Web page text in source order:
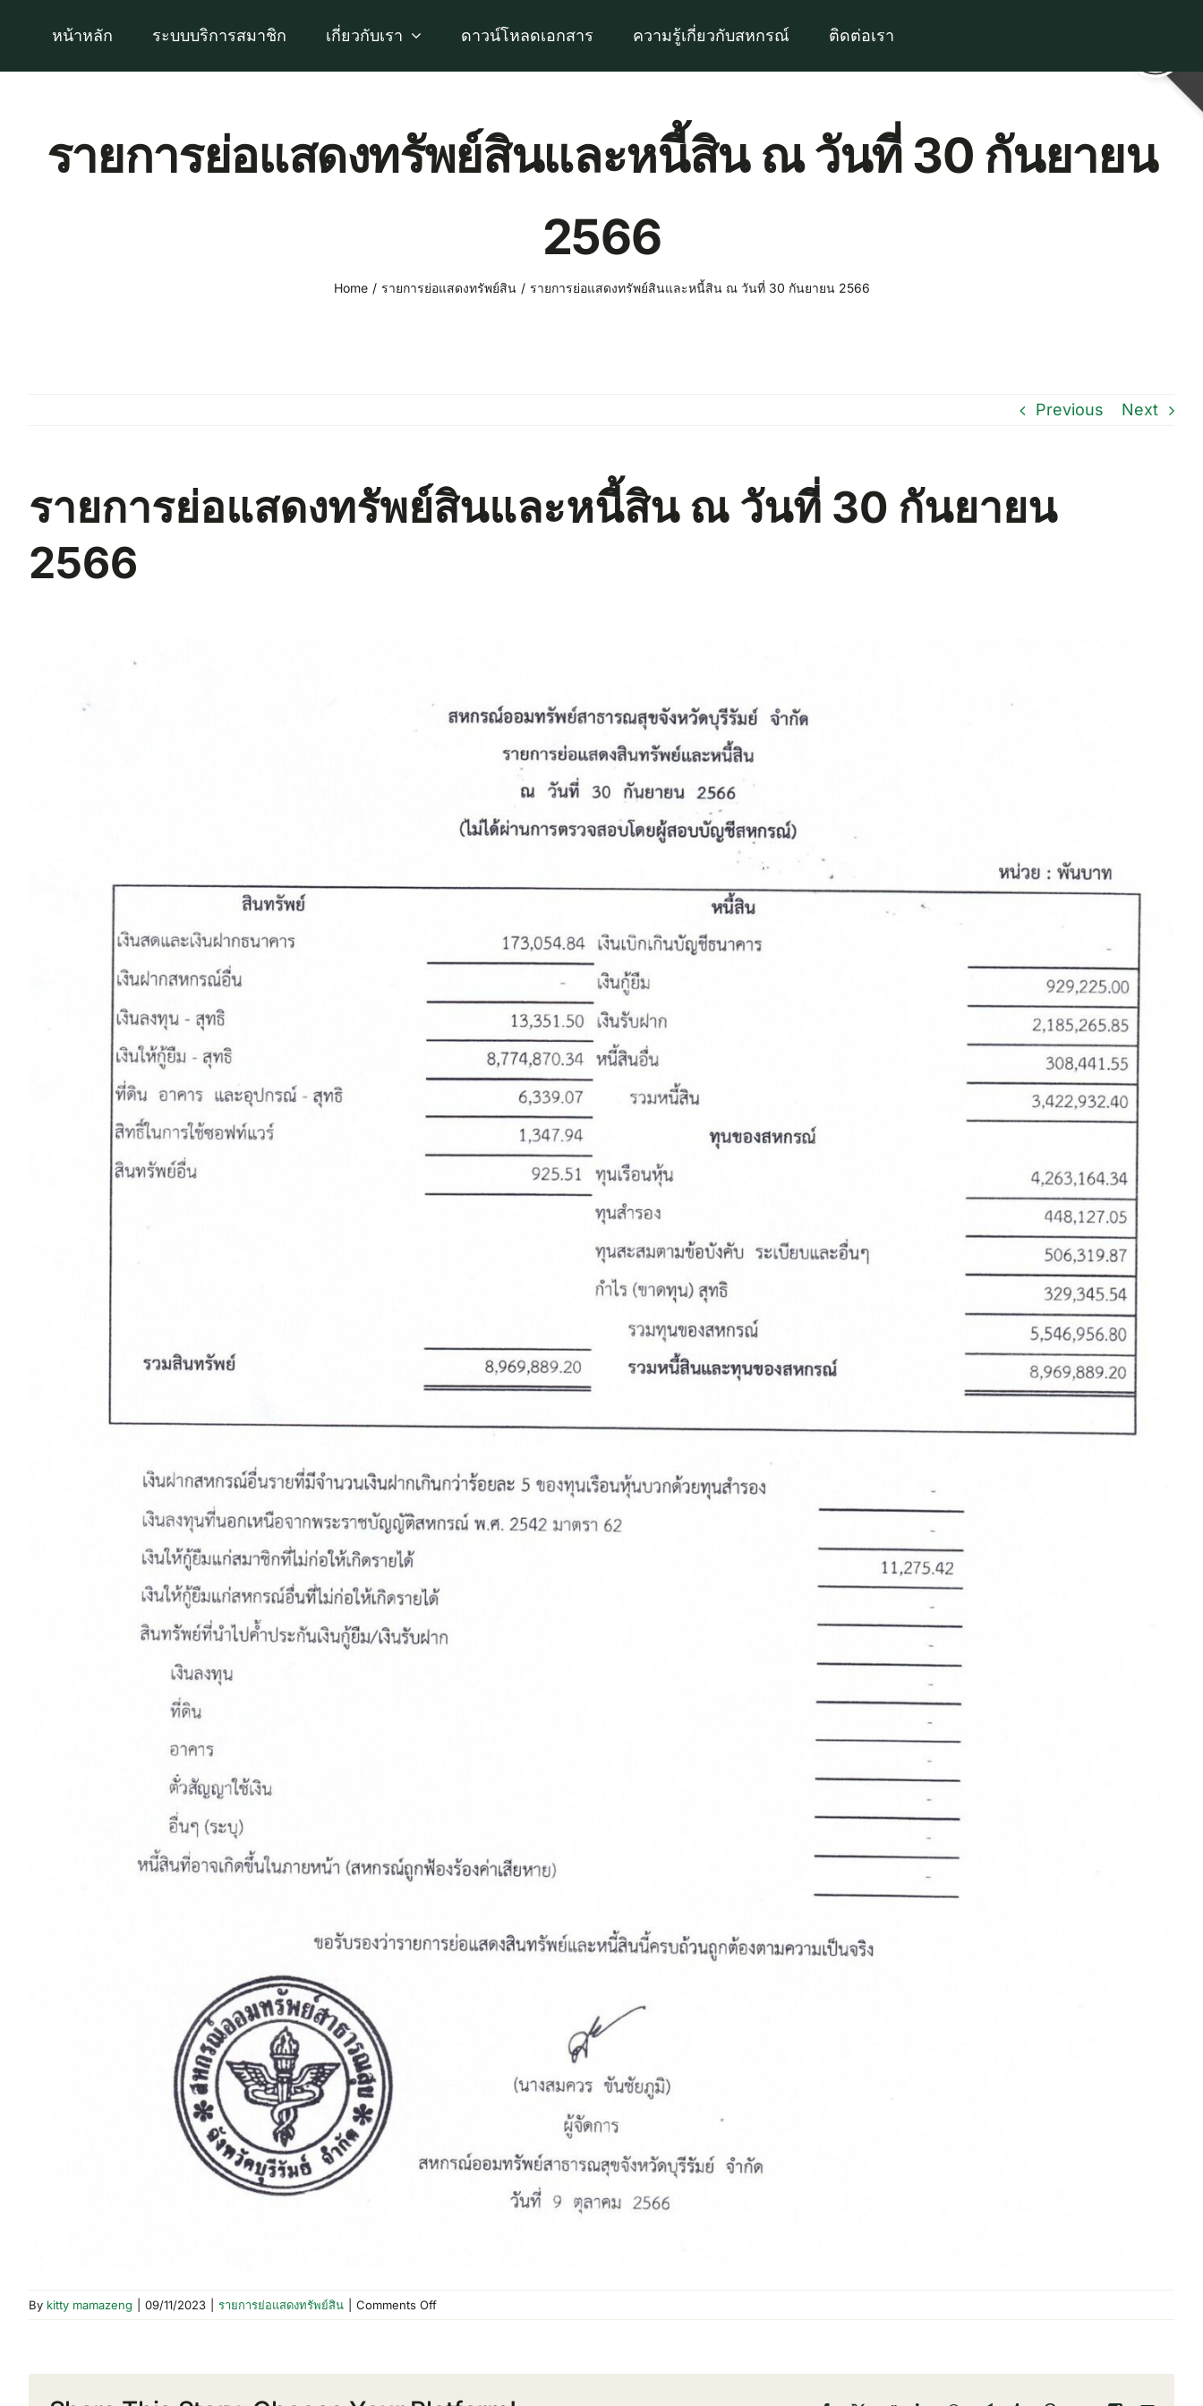
หน้าหลัก ระบบบริการสมาชิก เกี่ยวกับเรา ดาวน์โหลดเอกสาร ความรู้เกี่ยวกับสหกรณ์ ติดต่อเรา
รายการย่อแสดงทรัพย์สินและหนี้สิน ณ วันที่ 30 กันยายน
2566
Home รายการย่อแสดงทรัพย์สิน รายการย่อแสดงทรัพย์สินและหนี้สิน ณ วันที่ 30 กันยายน 2566
Previous Next
รายการย่อแสดงทรัพย์สินและหนี้สิน ณ วันที่ 30 กันยายน
2566
By kitty mamazeng 09/11/2023 รายการย่อแสดงทรัพย์สิน Comments Offon
รายการ
และ